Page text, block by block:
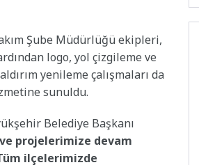
Şube Müdürlüğü ekipleri,
logo, yol çizgileme ve
yenileme çalışmaları da
sunuldu.
Belediye Başkanı
ve projelerimize devam
ilçelerimizde